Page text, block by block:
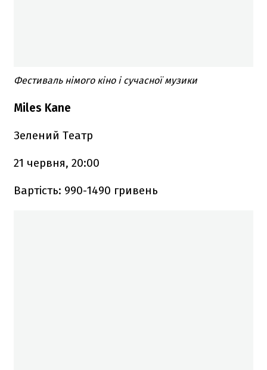
Фестиваль німого кіно і сучасної музики
Miles Kane
Зелений Театр
21 червня, 20:00
Вартість: 990-1490 гривень